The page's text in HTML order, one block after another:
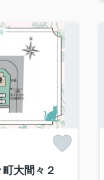
町大間々２